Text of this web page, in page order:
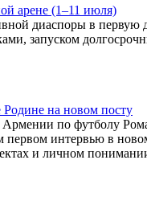
арене (1–11 июля)
диаспоры в первую
запуском
на новом посту
по футболу
интервью в
и личном